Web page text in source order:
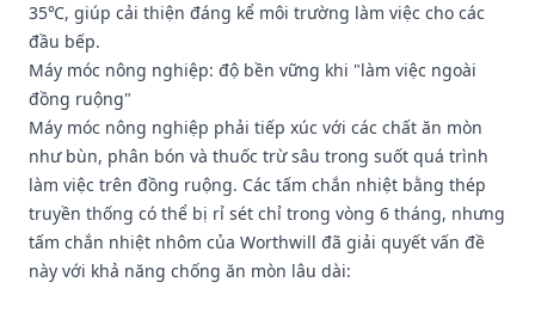
35℃, giúp cải thiện đáng kể môi trường làm việc cho các
đầu bếp.
Máy móc nông nghiệp: độ bền vững khi "làm việc ngoài
đồng ruộng"
Máy móc nông nghiệp phải tiếp xúc với các chất ăn mòn
như bùn, phân bón và thuốc trừ sâu trong suốt quá trình
làm việc trên đồng ruộng. Các tấm chắn nhiệt bằng thép
truyền thống có thể bị rỉ sét chỉ trong vòng 6 tháng, nhưng
tấm chắn nhiệt nhôm của Worthwill đã giải quyết vấn đề
này với khả năng chống ăn mòn lâu dài: